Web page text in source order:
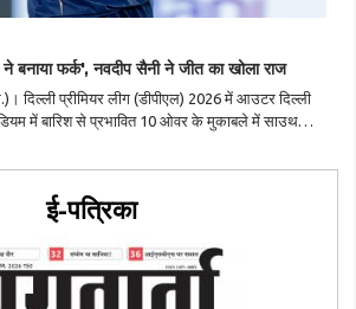
बनाया फर्क', नवदीप सैनी ने जीत का खोला राज
दिल्ली प्रीमियर लीग (डीपीएल) 2026 में आउटर दिल्ली
में बारिश से प्रभावित 10 ओवर के मुकाबले में साउथ
ई-पत्रिका